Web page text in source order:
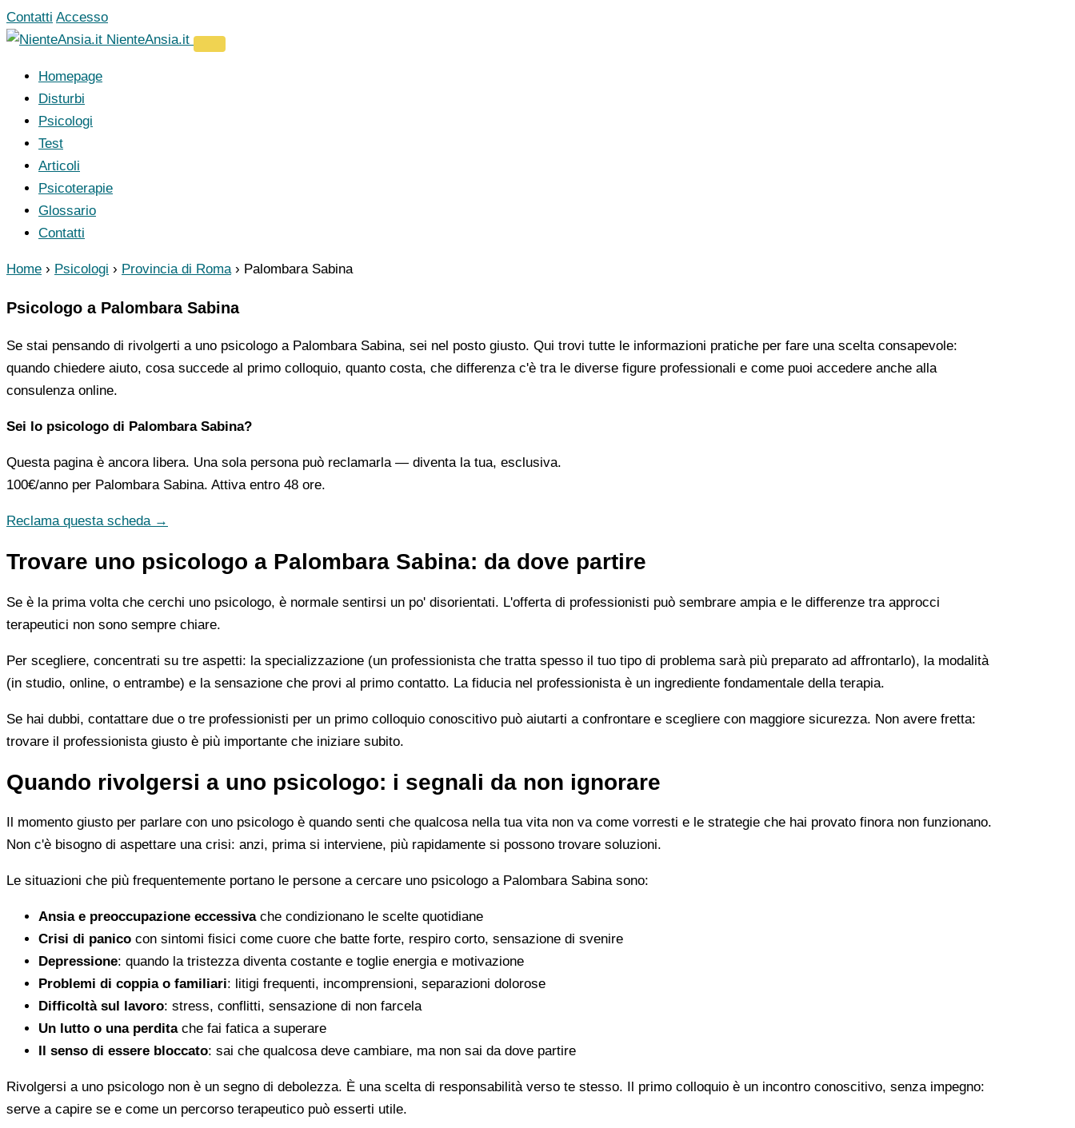
Vai
al
Contatti Accesso
NienteAnsia.it
Homepage
Disturbi
Psicologi
Test
Articoli
Psicoterapie
Glossario
Contatti
Home › Psicologi › Provincia di Roma › Palombara Sabina
Psicologo a Palombara Sabina
Se stai pensando di rivolgerti a uno psicologo a Palombara Sabina, sei nel posto giusto. Qui trovi tutte le informazioni pratiche per fare una scelta consapevole:
quando chiedere aiuto, cosa succede al primo colloquio, quanto costa, che differenza c'è tra le diverse figure professionali e come puoi accedere anche alla
consulenza online.
Sei lo psicologo di Palombara Sabina?
Questa pagina è ancora libera. Una sola persona può reclamarla — diventa la tua, esclusiva.
100€/anno per Palombara Sabina. Attiva entro 48 ore.
Reclama questa scheda →
Trovare uno psicologo a Palombara Sabina: da dove partire
Se è la prima volta che cerchi uno psicologo, è normale sentirsi un po' disorientati. L'offerta di professionisti può sembrare ampia e le differenze tra approcci
terapeutici non sono sempre chiare.
Per scegliere, concentrati su tre aspetti: la specializzazione (un professionista che tratta spesso il tuo tipo di problema sarà più preparato ad affrontarlo), la modalità
(in studio, online, o entrambe) e la sensazione che provi al primo contatto. La fiducia nel professionista è un ingrediente fondamentale della terapia.
Se hai dubbi, contattare due o tre professionisti per un primo colloquio conoscitivo può aiutarti a confrontare e scegliere con maggiore sicurezza. Non avere fretta:
trovare il professionista giusto è più importante che iniziare subito.
Quando rivolgersi a uno psicologo: i segnali da non ignorare
Il momento giusto per parlare con uno psicologo è quando senti che qualcosa nella tua vita non va come vorresti e le strategie che hai provato finora non funzionano.
Non c'è bisogno di aspettare una crisi: anzi, prima si interviene, più rapidamente si possono trovare soluzioni.
Le situazioni che più frequentemente portano le persone a cercare uno psicologo a Palombara Sabina sono:
Ansia e preoccupazione eccessivache condizionano le scelte quotidiane
Crisi di panico con sintomi fisici come cuore che batte forte, respiro corto, sensazione di svenire
Depressione: quando la tristezza diventa costante e toglie energia e motivazione
Problemi di coppia o familiari: litigi frequenti, incomprensioni, separazioni dolorose
Difficoltà sul lavoro: stress, conflitti, sensazione di non farcela
Un lutto o una perditache fai fatica a superare
Il senso di essere bloccato: sai che qualcosa deve cambiare, ma non sai da dove partire
Rivolgersi a uno psicologo non è un segno di debolezza. È una scelta di responsabilità verso te stesso. Il primo colloquio è un incontro conoscitivo, senza impegno:
serve a capire se e come un percorso terapeutico può esserti utile.